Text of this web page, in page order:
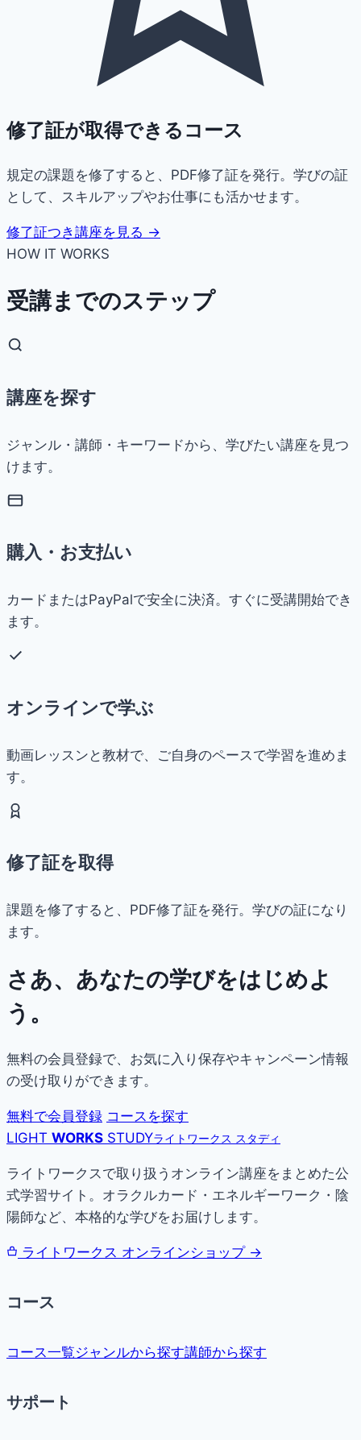
修了証が取得できるコース
規定の課題を修了すると、PDF修了証を発行。学びの証
として、スキルアップやお仕事にも活かせます。
修了証つき講座を見る →
HOW IT WORKS
受講までのステップ
講座を探す
ジャンル・講師・キーワードから、学びたい講座を見つ
けます。
購入・お支払い
カードまたはPayPalで安全に決済。すぐに受講開始でき
ます。
オンラインで学ぶ
動画レッスンと教材で、ご自身のペースで学習を進めま
す。
修了証を取得
課題を修了すると、PDF修了証を発行。学びの証になり
ます。
さあ、あなたの学びをはじめよ
う。
無料の会員登録で、お気に入り保存やキャンペーン情報
の受け取りができます。
無料で会員登録 コースを探す
LIGHT WORKS STUDYライトワークス スタディ
ライトワークスで取り扱うオンライン講座をまとめた公
式学習サイト。オラクルカード・エネルギーワーク・陰
陽師など、本格的な学びをお届けします。
ライトワークス オンラインショップ →
コース
コース一覧ジャンルから探す講師から探す
サポート